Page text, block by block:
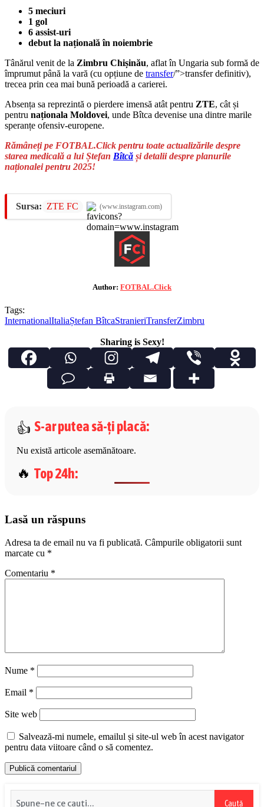
5 meciuri
1 gol
6 assist-uri
debut la națională în noiembrie
Tânărul venit de la Zimbru Chișinău, aflat în Ungaria sub formă de
împrumut până la vară (cu opțiune de transfer/”>transfer definitiv),
trecea prin cea mai bună perioadă a carierei.
Absența sa reprezintă o pierdere imensă atât pentru ZTE, cât și
pentru naționala Moldovei, unde Bîtca devenise una dintre marile
speranțe ofensiv-europene.
Rămâneți pe FOTBAL.Click pentru toate actualizările despre
starea medicală a lui Ștefan Bîtcă și detalii despre planurile
naționalei pentru 2025!
Sursa: ZTE FC (www.instagram.com)
Author: FOTBAL.Click
Tags:
InternationalItaliaȘtefan BîtcaStranieriTransferZimbru
Sharing is Sexy!
S-ar putea să-ți placă:
Nu există articole asemănătoare.
Top 24h:
Lasă un răspuns
Adresa ta de email nu va fi publicată. Câmpurile obligatorii sunt
marcate cu *
Comentariu *
Nume *
Email *
Site web
Salvează-mi numele, emailul și site-ul web în acest navigator
pentru data viitoare când o să comentez.
Caută